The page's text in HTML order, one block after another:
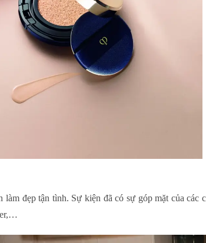
làm đẹp tận tình. Sự kiện đã có sự góp mặt của các